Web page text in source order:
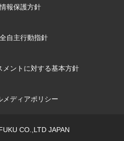
報保護方針
自主行動指針
メントに対する基本方針
メディアポリシー
CO.,LTD JAPAN